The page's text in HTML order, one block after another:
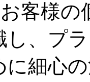
客様の
し、プ
に細心